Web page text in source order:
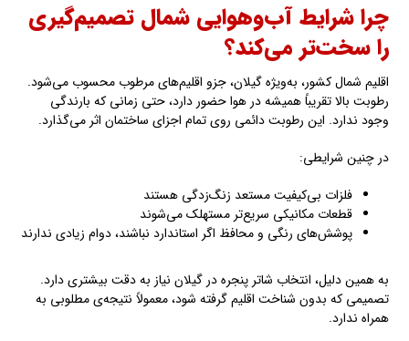
چرا شرایط آب‌وهوایی شمال تصمیم‌گیری
را سخت‌تر می‌کند؟
اقلیم شمال کشور، به‌ویژه گیلان، جزو اقلیم‌های مرطوب محسوب می‌شود.
رطوبت بالا تقریباً همیشه در هوا حضور دارد، حتی زمانی که بارندگی
وجود ندارد. این رطوبت دائمی روی تمام اجزای ساختمان اثر می‌گذارد.
در چنین شرایطی:
فلزات بی‌کیفیت مستعد زنگ‌زدگی هستند
قطعات مکانیکی سریع‌تر مستهلک می‌شوند
پوشش‌های رنگی و محافظ اگر استاندارد نباشند، دوام زیادی ندارند
به همین دلیل، انتخاب شاتر پنجره در گیلان نیاز به دقت بیشتری دارد.
تصمیمی که بدون شناخت اقلیم گرفته شود، معمولاً نتیجه‌ی مطلوبی به
همراه ندارد.